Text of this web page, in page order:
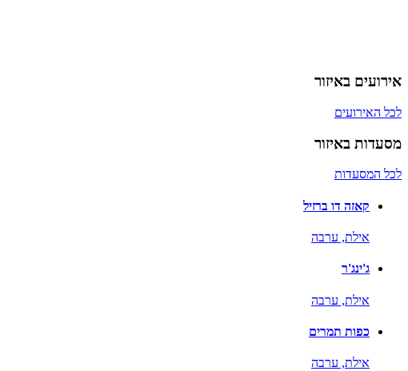
אירועים באיזור
לכל האירועים
מסעדות באיזור
לכל המסעדות
קאזה דו ברזיל
אילת, ערבה
ג'ינג'ר
אילת, ערבה
כפות תמרים
אילת, ערבה